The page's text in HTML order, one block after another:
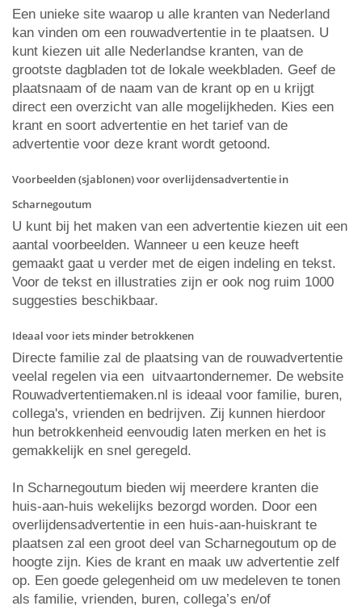
Een unieke site waarop u alle kranten van Nederland
kan vinden om een rouwadvertentie in te plaatsen. U
kunt kiezen uit alle Nederlandse kranten, van de
grootste dagbladen tot de lokale weekbladen. Geef de
plaatsnaam of de naam van de krant op en u krijgt
direct een overzicht van alle mogelijkheden. Kies een
krant en soort advertentie en het tarief van de
advertentie voor deze krant wordt getoond.
Voorbeelden (sjablonen) voor overlijdensadvertentie in
Scharnegoutum
U kunt bij het maken van een advertentie kiezen uit een
aantal voorbeelden. Wanneer u een keuze heeft
gemaakt gaat u verder met de eigen indeling en tekst.
Voor de tekst en illustraties zijn er ook nog ruim 1000
suggesties beschikbaar.
Ideaal voor iets minder betrokkenen
Directe familie zal de plaatsing van de rouwadvertentie
veelal regelen via een uitvaartondernemer. De website
Rouwadvertentiemaken.nl is ideaal voor familie, buren,
collega's, vrienden en bedrijven. Zij kunnen hierdoor
hun betrokkenheid eenvoudig laten merken en het is
gemakkelijk en snel geregeld.
In Scharnegoutum bieden wij meerdere kranten die
huis-aan-huis wekelijks bezorgd worden. Door een
overlijdensadvertentie in een huis-aan-huiskrant te
plaatsen zal een groot deel van Scharnegoutum op de
hoogte zijn. Kies de krant en maak uw advertentie zelf
op. Een goede gelegenheid om uw medeleven te tonen
als familie, vrienden, buren, collega’s en/of